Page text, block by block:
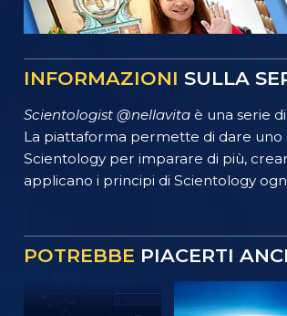
INFORMAZIONI SULLA
Scientologist @nellavita è una serie
La piattaforma permette di dare uno
Scientology per imparare di più,
applicano i principi di Scientology
POTREBBE PIACERTI